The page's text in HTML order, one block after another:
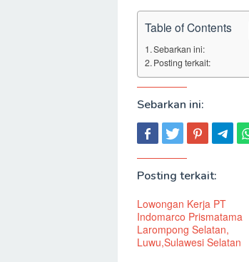
Table of Contents
Sebarkan ini:
Posting terkait:
Sebarkan ini:
Posting terkait:
Lowongan Kerja PT
Indomarco Prismatama
Larompong Selatan,
Luwu,Sulawesi Selatan